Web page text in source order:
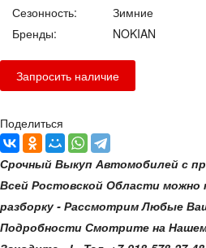
Сезонность:
Зимние
Бренды:
NOKIAN
Поделиться
Срочный Выкуп Автомобилей с
Всей Ростовской Области можно
разборку - Рассмотрим Любые
Подробности Смотрите на Нашем